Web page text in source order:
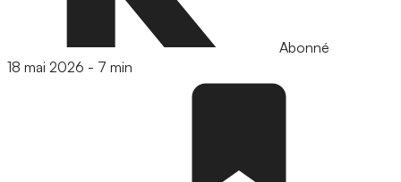
Abonné
18 mai 2026 - 7 min